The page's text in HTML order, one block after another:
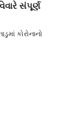
સંપૂર્ણ
કોરોનાનો